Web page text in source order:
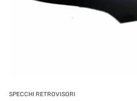
SPECCHI RETROVISORI